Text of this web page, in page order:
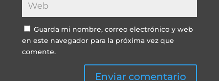
Guarda mi nombre, correo electrónico y web
en este navegador para la próxima vez que
comente.